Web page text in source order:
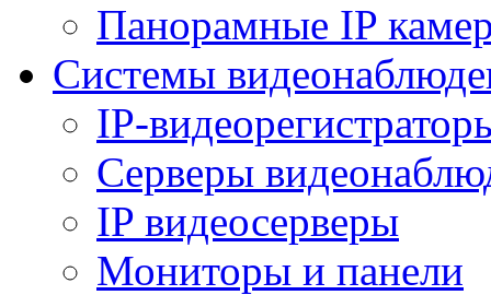
Панорамные IP
Системы
IP-
Серверы
IP видеосерверы
Мониторы и панели